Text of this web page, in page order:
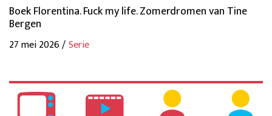
Boek Florentina. Fuck my life. Zomerdromen van Tine
Bergen
27 mei 2026 /Serie